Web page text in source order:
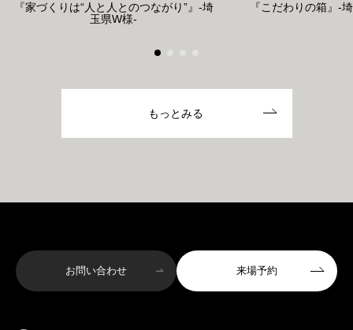
『家づくりは“人と人とのつながり”』-埼
玉県W様-
『こだわりの箱』-
もっとみる
お問い合わせ 来場予約